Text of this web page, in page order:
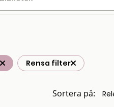
Rensa filter
Sortera på: